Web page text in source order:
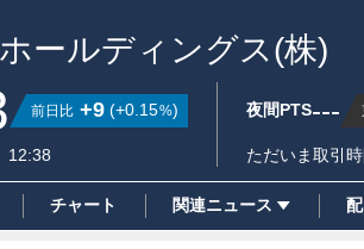
ールディングス(株)
前日比 +9 (+0.15%)
12:38
夜間PTS---
ただいま取引
チャート 関連ニュース